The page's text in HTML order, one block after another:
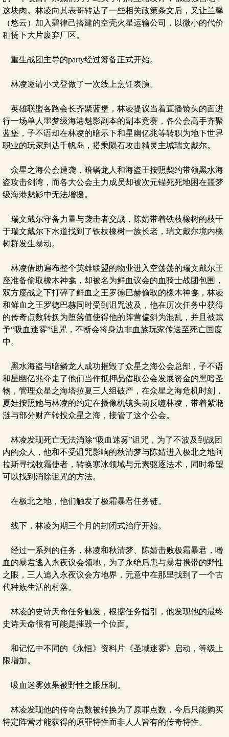
这块肉。林凌向其表哥转达了一些相关政策条文后，又让兰馨
（悠云）加入碧律己搭建的空壳火星运输公司，以微小的代价
租赁下大片废弃厂区。
重生战团主导的party经过筹备正式开始。
林凌邀请小戈登做了一次线上烹饪表演。
英雄联盟各路会长齐聚蓝堡，林凌提议当着直播镜头的面进
行一场单人噩梦级海港魅影副本的副本竞赛，各公会高手齐聚
蓝堡，子不语却在林凌的暗示下和星幽亿兆等转职为地下世界
职业的玩家到达千帆岛，搭乘陨石攻击精灵主城瑞文戴尔。
众星之海公会遭袭，暗鳞龙人和海盗王按照契约带领黑水海
盗攻击剑湾，而各大公会主力成员却被次元锚死死地困在噩梦
级海港魅影中无法增援。
瑞文戴尔守备力量与袭击者交战，陈婧带着铁枝橡树的枝干
于瑞文戴尔下水道找到了铁枝橡树一族长老，瑞文戴尔境内橡
树群发生暴动。
林凌借助遍布整个英雄联盟的物业进入空荡荡的瑞文戴尔王
座准备偷取橡木神龛，却被名为鲜血议会的血骑士战团包围，
双方鏖战之下打碎了鲜血之王罗德巴赫偷取的橡木神龛，林凌
和鲜血之王罗德巴赫同时受到诅咒波及，他在历次任务中获得
的传奇点数转换为堕落值使得他的阵营偏斜为混乱，并且被赋
予“吸血迷雾”诅咒，不断会将身边非血族玩家传送至死亡国度
中。
黑水海盗与暗鳞龙人成功摧毁了众星之海公会总部，子不语
和星幽亿兆夺走了他们当作抵押品借取公会发展资金的黑暗圣
物，管理众星之海塔拉夏三人组破产，在众星之海危机时刻，
夏娃按照她与林凌的约定在摄像机镜头前反噬林凌，带着紫滟
涟与部分财产转投众星之海，接管了这个公会。
林凌发现死亡无法消除“吸血迷雾”诅咒，为了不波及到战团
内的众人，他和不受诅咒影响的秋清梦与陈婧进入极北之地阿
拉斯寻找牧霜使者，转换寒冰领域与元素驱逐法术，同时希望
可以找到消除诅咒的方法。
在极北之地，他们触发了极霜暴君任务链。
线下，林凌为期三个月的封闭式治疗开始。
经过一系列的任务，林凌和秋清梦、陈婧击败极霜暴君，嗜
血的暴君逃入永夜议会领地，为了永绝后患与暴君携带的野性
之眼，三人追入永夜议会方地界，无意中在那里找到了一个古
代种族生活的村落。
林凌的史诗天命任务触发，根据任务指引，他发现他的最终
史诗天命很有可能是摧毁一个位面。
和记忆中不同的《永恒》资料片《圣域迷雾》启动，等级上
限增加。
吸血迷雾效果被野性之眼压制。
林凌发现他的传奇点数被转换为了原罪点数，今后只能购买
特定阵营才能获得的原罪特性而非人人皆有的传奇特性。